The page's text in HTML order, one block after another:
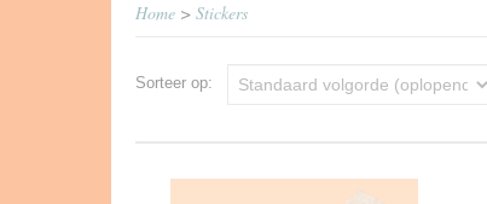
Home > Stickers
Sorteer op: